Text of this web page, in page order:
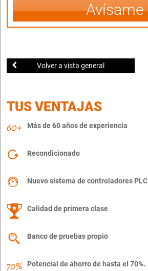
Avísame
Volver a vista general
TUS VENTAJAS
Más de 60 años de experiencia
Recondicionado
Nuevo sistema de controladores PLC
Calidad de primera clase
Banco de pruebas propio
Potencial de ahorro de hasta el 70%.